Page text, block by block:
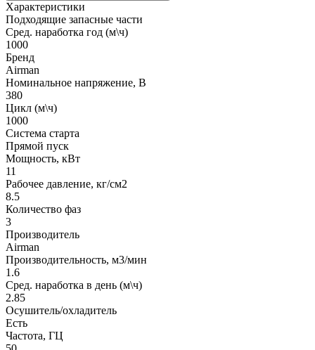
Характеристики
Подходящие запасные части
Сред. наработка год (м\ч)
1000
Бренд
Airman
Номинальное напряжение, В
380
Цикл (м\ч)
1000
Система старта
Прямой пуск
Мощность, кВт
11
Рабочее давление, кг/см2
8.5
Количество фаз
3
Производитель
Airman
Производительность, м3/мин
1.6
Сред. наработка в день (м\ч)
2.85
Осушитель/охладитель
Есть
Частота, ГЦ